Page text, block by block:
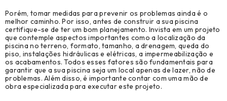
Porém, tomar medidas para prevenir os problemas ainda é o
melhor caminho. Por isso, antes de construir a sua piscina
certifique-se de ter um bom planejamento. Invista em um projeto
que contemple aspectos importantes como a localização da
piscina no terreno, formato, tamanho, a drenagem, queda do
piso, instalações hidráulicas e elétricas, a impermeabilização e
os acabamentos. Todos esses fatores são fundamentais para
garantir que a sua piscina seja um local apenas de lazer, não de
problemas. Além disso, é importante contar com uma mão de
obra especializada para executar este projeto.